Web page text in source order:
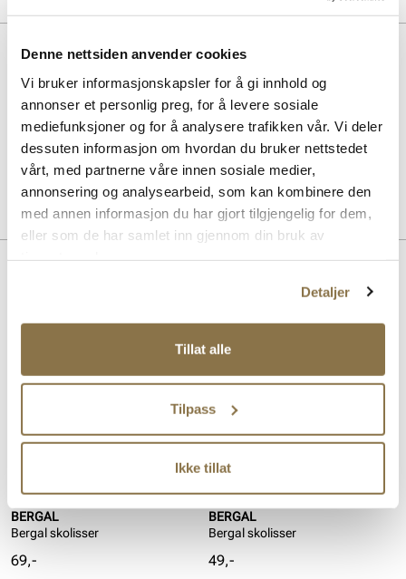
Denne nettsiden anvender cookies
Vi bruker informasjonskapsler for å gi innhold og
annonser et personlig preg, for å levere sosiale
mediefunksjoner og for å analysere trafikken vår. Vi deler
dessuten informasjon om hvordan du bruker nettstedet
vårt, med partnerne våre innen sosiale medier,
annonsering og analysearbeid, som kan kombinere den
med annen informasjon du har gjort tilgjengelig for dem,
eller som de har samlet inn gjennom din bruk av
Detaljer
Tillat alle
Tilpass
Ikke tillat
Beskrivelse
Bergal lisser er det perfekte tilbehøret for å gi skoene dine et friskt
utseende. Laget av slitesterkt materiale, sikrer de både funksjonalitet
og stil. Ideelle for hverdagsbruk, disse lissene kombinerer kvalitet
med enkelhet, og passer til de fleste skotyper.
97163001
Lev. art. nr
1807
BERGAL
Bergal skolisser
Pris
69,-
BERGAL
Bergal skolisser
Pris
49,-